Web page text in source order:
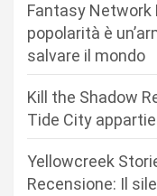
Fantasy Network
popolarità è
salvare il mondo
Kill the Shadow
Tide City
Yellowcreek
Recensione: Il